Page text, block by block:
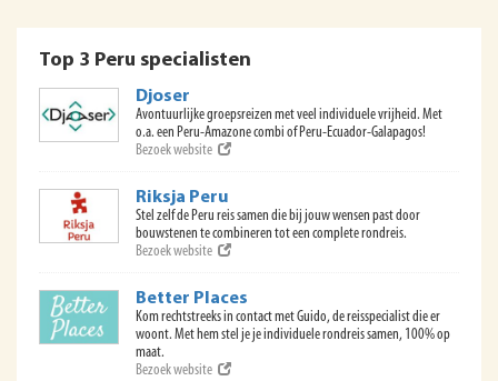
Top 3 Peru specialisten
Djoser
Avontuurlijke groepsreizen met veel individuele vrijheid. Met
o.a. een Peru-Amazone combi of Peru-Ecuador-Galapagos!
Bezoek website
Riksja Peru
Stel zelf de Peru reis samen die bij jouw wensen past door
bouwstenen te combineren tot een complete rondreis.
Bezoek website
Better Places
Kom rechtstreeks in contact met Guido, de reisspecialist die er
woont. Met hem stel je je individuele rondreis samen, 100% op
maat.
Bezoek website